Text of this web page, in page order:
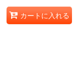
カートに入れる